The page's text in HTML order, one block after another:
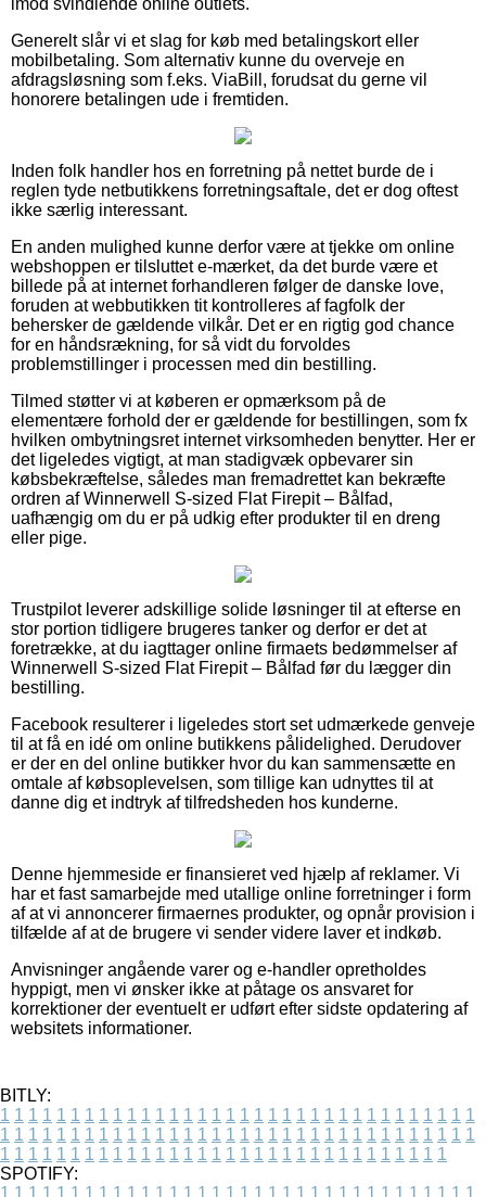
Generelt slår vi et slag for køb med betalingskort eller
mobilbetaling. Som alternativ kunne du overveje en
afdragsløsning som f.eks. ViaBill, forudsat du gerne vil
honorere betalingen ude i fremtiden.
Inden folk handler hos en forretning på nettet burde de i
reglen tyde netbutikkens forretningsaftale, det er dog oftest
ikke særlig interessant.
En anden mulighed kunne derfor være at tjekke om online
webshoppen er tilsluttet e-mærket, da det burde være et
billede på at internet forhandleren følger de danske love,
foruden at webbutikken tit kontrolleres af fagfolk der
behersker de gældende vilkår. Det er en rigtig god chance
for en håndsrækning, for så vidt du forvoldes
problemstillinger i processen med din bestilling.
Tilmed støtter vi at køberen er opmærksom på de
elementære forhold der er gældende for bestillingen, som fx
hvilken ombytningsret internet virksomheden benytter. Her er
det ligeledes vigtigt, at man stadigvæk opbevarer sin
købsbekræftelse, således man fremadrettet kan bekræfte
ordren af Winnerwell S-sized Flat Firepit – Bålfad,
uafhængig om du er på udkig efter produkter til en dreng
eller pige.
Trustpilot leverer adskillige solide løsninger til at efterse en
stor portion tidligere brugeres tanker og derfor er det at
foretrække, at du iagttager online firmaets bedømmelser af
Winnerwell S-sized Flat Firepit – Bålfad før du lægger din
bestilling.
Facebook resulterer i ligeledes stort set udmærkede genveje
til at få en idé om online butikkens pålidelighed. Derudover
er der en del online butikker hvor du kan sammensætte en
omtale af købsoplevelsen, som tillige kan udnyttes til at
danne dig et indtryk af tilfredsheden hos kunderne.
Denne hjemmeside er finansieret ved hjælp af reklamer. Vi
har et fast samarbejde med utallige online forretninger i form
af at vi annoncerer firmaernes produkter, og opnår provision i
tilfælde af at de brugere vi sender videre laver et indkøb.
Anvisninger angående varer og e-handler opretholdes
hyppigt, men vi ønsker ikke at påtage os ansvaret for
korrektioner der eventuelt er udført efter sidste opdatering af
websitets informationer.
BITLY:
1 1 1 1 1 1 1 1 1 1 1 1 1 1 1 1 1 1 1 1 1 1 1 1 1 1 1 1 1 1 1 1 1 1
1 1 1 1 1 1 1 1 1 1 1 1 1 1 1 1 1 1 1 1 1 1 1 1 1 1 1 1 1 1 1 1 1 1
1 1 1 1 1 1 1 1 1 1 1 1 1 1 1 1 1 1 1 1 1 1 1 1 1 1 1 1 1 1 1 1
SPOTIFY:
1 1 1 1 1 1 1 1 1 1 1 1 1 1 1 1 1 1 1 1 1 1 1 1 1 1 1 1 1 1 1 1 1 1